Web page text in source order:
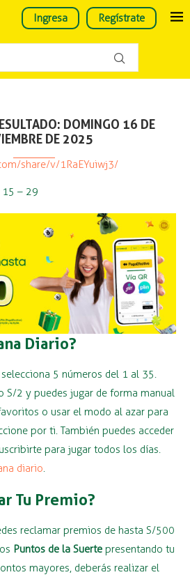
Ingresa Regístrate
DOMINGO 16 DE
DE 2025
share/v/1RaEYuiwj3/
– 29
Diario?
selecciona 5 números del 1 al 35.
S/2 y puedes jugar de forma manual
o usar el modo al azar para
por ti. También puedes acceder
para jugar todos los días.
diario.
Tu Premio?
reclamar premios de hasta S/500
Puntos de la Suerte presentando tu
mayores, deberás realizar el